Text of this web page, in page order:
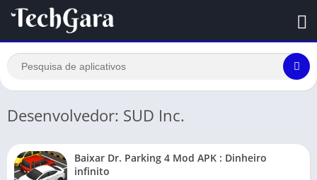
Desenvolvedor: SUD Inc.
Baixar Dr. Parking 4 Mod APK : Dinheiro
infinito